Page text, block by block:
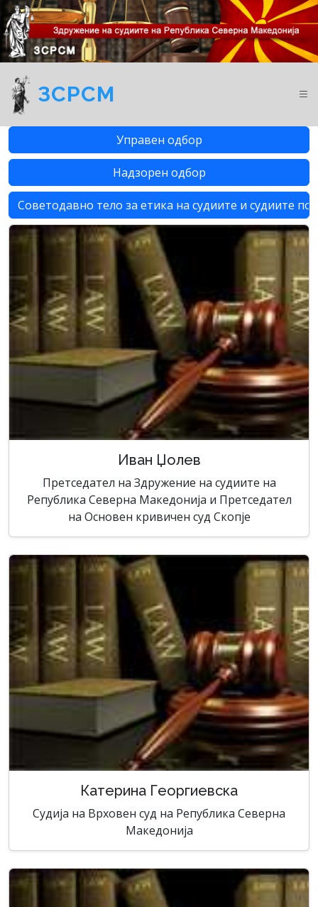
ЗСРСМ
Иван Џолев
Претседател на Здружение на судиите на
Република Северна Македонија и Претседател
на Основен кривичен суд Скопје
Катерина Георгиевска
Судија на Врховен суд на Република Северна
Македонија